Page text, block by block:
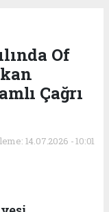
Of
Çağrı
14.07.2026 - 10:01